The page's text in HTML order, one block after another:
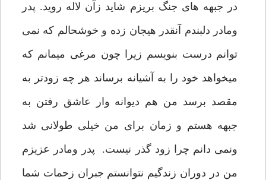
در جبهه های جنگ بریزم شاید زآن لاله روید. پدر
ومادر دلبندم آنقدر هیجان زده و خوشحالم که نمی
توانم درست بنویسم زیرا چون مرغی میمانم که
میخواهد خود را به آشیانه برساند هر چه زودتر به
مقصد برسد من هم دیوانه وار عاشق رفتن به
جبهه هستم و زمان برای من خیلی طولانی شد
ونمی دانم چرا زود گذر نیست. پدر ومادر عزیزم
من در دوران زندگیم نتوانستم جبران زحمات شما